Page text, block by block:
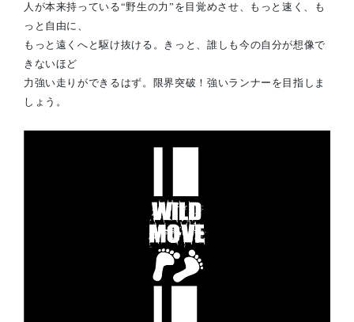
人が本来持っている“野生の力”を目覚めさせ、もっと速く、も
っと自由に、
もっと遠くへと駆け抜ける。きっと、誰しも今の自分が想像で
きないほど
力強い走りができるはず。限界突破！強いランナーを目指しま
しょう。